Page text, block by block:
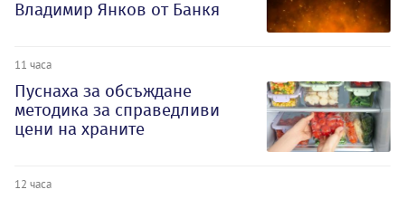
Владимир Янков от Банкя
11 часа
Пуснаха за обсъждане
методика за справедливи
цени на храните
12 часа